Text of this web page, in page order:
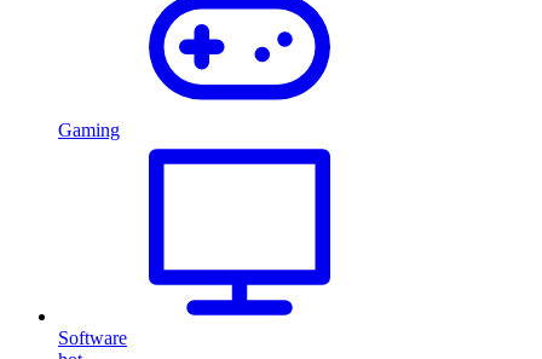
Gaming
Software